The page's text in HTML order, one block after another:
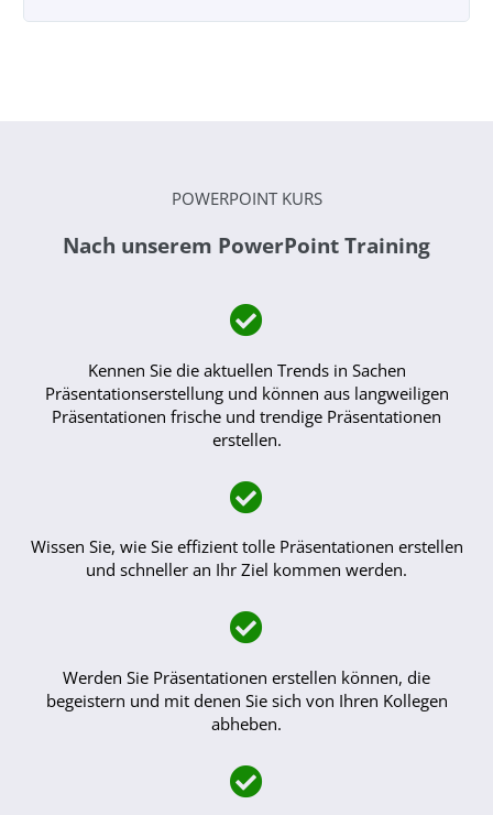
POWERPOINT KURS
Nach unserem PowerPoint Training
Kennen Sie die aktuellen Trends in Sachen
Präsentationserstellung und können aus langweiligen
Präsentationen frische und trendige Präsentationen
erstellen.
Wissen Sie, wie Sie effizient tolle Präsentationen erstellen
und schneller an Ihr Ziel kommen werden.
Werden Sie Präsentationen erstellen können, die
begeistern und mit denen Sie sich von Ihren Kollegen
abheben.